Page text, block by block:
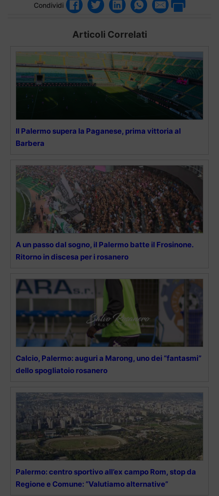
Condividi
Articoli Correlati
Il Palermo supera la Paganese, prima vittoria al
Barbera
A un passo dal sogno, il Palermo batte il Frosinone.
Ritorno in discesa per i rosanero
Calcio, Palermo: auguri a Marong, uno dei “fantasmi”
dello spogliatoio rosanero
Palermo: centro sportivo all’ex campo Rom, stop da
Regione e Comune: “Valutiamo alternative”